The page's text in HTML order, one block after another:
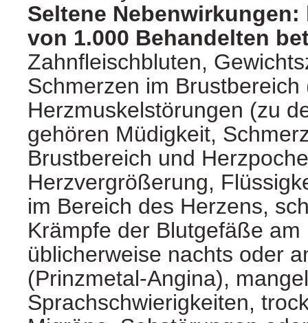
Seltene
von 1.000 Behandelten
Zahnfleischbluten,
Schmerzen im
Herzmuskelstörungen (zu
gehören Müdigkeit,
Brustbereich und
Herzvergrößerung,
im Bereich des Herzens,
Krämpfe der Blutgefäße
üblicherweise nachts oder
(Prinzmetal-Angina),
Sprachschwierigkeiten,